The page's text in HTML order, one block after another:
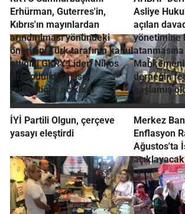
Erhürman, Guterres'in,
Kıbrıs'ın mayınlardan
arındırılması yönündeki
önerisini Türk tarafının kabul
ettiğini GKRY Lideri Nikos
Hristodulidis'in ise
reddettiğini açıkladı
Asliye
açılan
yönetimine
derneğin
başlamış
İYİ Partili Olgun, çerçeve
yasayı eleştirdi
Merkez
Enflasyon
Ağustos'ta
açıklayacak